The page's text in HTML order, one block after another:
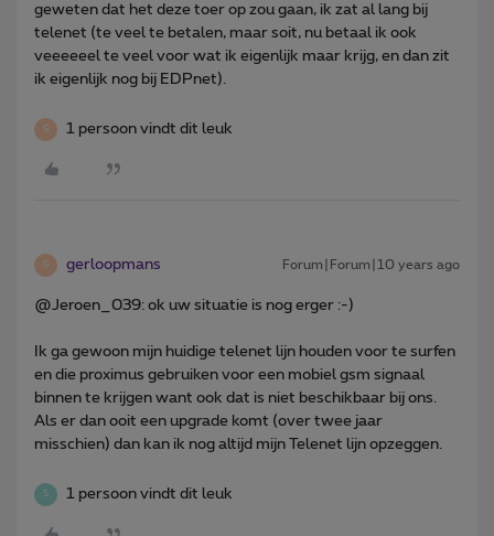
geweten dat het deze toer op zou gaan, ik zat al lang bij
telenet (te veel te betalen, maar soit, nu betaal ik ook
veeeeeel te veel voor wat ik eigenlijk maar krijg, en dan zit
ik eigenlijk nog bij EDPnet).
G 1 persoon vindt dit leuk
G gerloopmans Forum|Forum|10 years ago
@Jeroen_039: ok uw situatie is nog erger :-)
Ik ga gewoon mijn huidige telenet lijn houden voor te surfen
en die proximus gebruiken voor een mobiel gsm signaal
binnen te krijgen want ook dat is niet beschikbaar bij ons.
Als er dan ooit een upgrade komt (over twee jaar
misschien) dan kan ik nog altijd mijn Telenet lijn opzeggen.
S 1 persoon vindt dit leuk